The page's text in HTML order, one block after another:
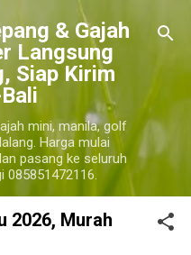
utama& Gajah
Langsung
Siap Kirim
mini, manila, golf
Harga mulai
pasang ke seluruh
085851472116.
2026, Murah